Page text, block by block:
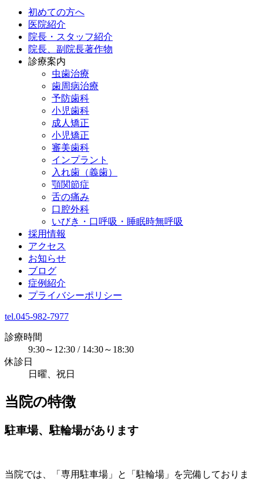
初めての方へ
医院紹介
院長・スタッフ紹介
院長、副院長著作物
診療案内
虫歯治療
歯周病治療
予防歯科
小児歯科
成人矯正
小児矯正
審美歯科
インプラント
入れ歯（義歯）
顎関節症
舌の痛み
口腔外科
いびき・口呼吸・睡眠時無呼吸
採用情報
アクセス
お知らせ
ブログ
症例紹介
プライバシーポリシー
tel.045-982-7977
診療時間
9:30～12:30 / 14:30～18:30
休診日
日曜、祝日
当院の特徴
駐車場、駐輪場があります
当院では、 「専用駐車場」 と 「駐輪場」
を完備しておりま